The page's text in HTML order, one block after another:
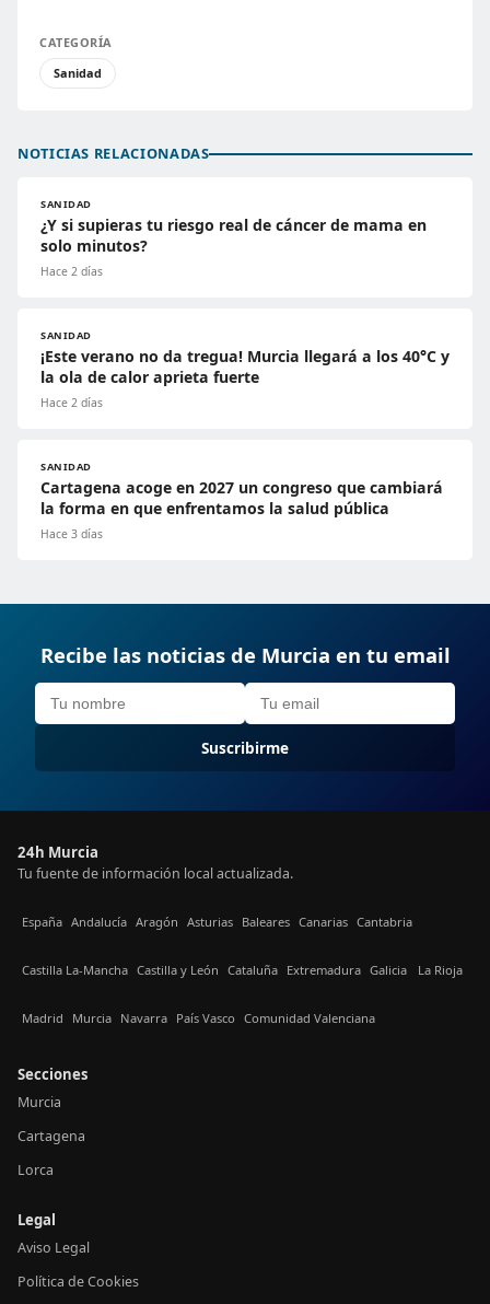
CATEGORÍA
Sanidad
NOTICIAS RELACIONADAS
SANIDAD
¿Y si supieras tu riesgo real de cáncer de mama en
solo minutos?
Hace 2 días
SANIDAD
¡Este verano no da tregua! Murcia llegará a los 40°C y
la ola de calor aprieta fuerte
Hace 2 días
SANIDAD
Cartagena acoge en 2027 un congreso que cambiará
la forma en que enfrentamos la salud pública
Hace 3 días
Recibe las noticias de Murcia en tu email
Suscribirme
24h Murcia
Tu fuente de información local actualizada.
España Andalucía Aragón Asturias Baleares Canarias Cantabria
Castilla La-Mancha Castilla y León Cataluña Extremadura Galicia La Rioja
Madrid Murcia Navarra País Vasco Comunidad Valenciana
Secciones
Murcia
Cartagena
Lorca
Legal
Aviso Legal
Política de Cookies